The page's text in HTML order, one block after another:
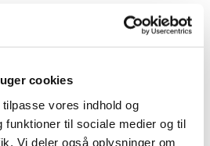
cookies
vores indhold og
funktioner til sociale medier og til
Vi deler også oplysninger om
ændrer struktur for
af årsgebyrer for
lægemidler
opkræve årsgebyr to
væk fra opkrævning af…